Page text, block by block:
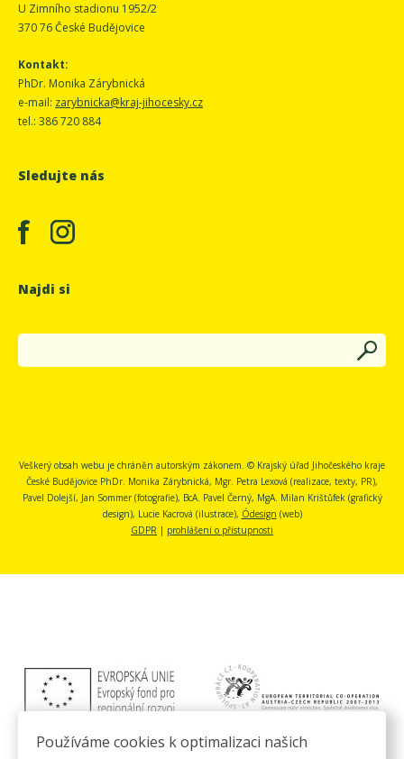
U Zimního stadionu 1952/2
370 76 České Budějovice
Kontakt:
PhDr. Monika Zárybnická
e-mail: zarybnicka@kraj-jihocesky.cz
tel.: 386 720 884
Sledujte nás
Najdi si
Veškerý obsah webu je chráněn autorským zákonem. © Krajský úřad Jihočeského kraje
České Budějovice PhDr. Monika Zárybnická, Mgr. Petra Lexová (realizace, texty, PR),
Pavel Dolejší, Jan Sommer (fotografie), BcA. Pavel Černý, MgA. Milan Krištůfek (grafický
design), Lucie Kacrová (ilustrace), Ódesign (web)
GDPR | prohlášení o přístupnosti
Používáme cookies k optimalizaci našich